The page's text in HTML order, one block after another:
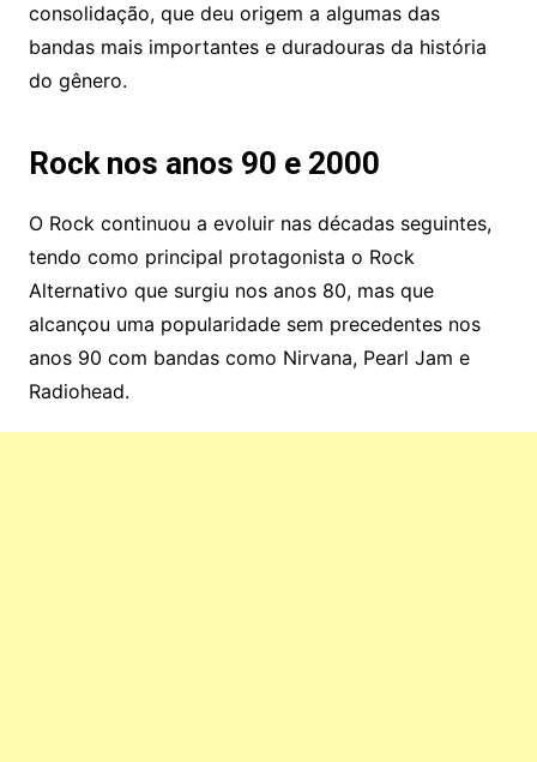
consolidação, que deu origem a algumas das
bandas mais importantes e duradouras da história
do gênero.
Rock nos anos 90 e 2000
O Rock continuou a evoluir nas décadas seguintes,
tendo como principal protagonista o Rock
Alternativo que surgiu nos anos 80, mas que
alcançou uma popularidade sem precedentes nos
anos 90 com bandas como Nirvana, Pearl Jam e
Radiohead.